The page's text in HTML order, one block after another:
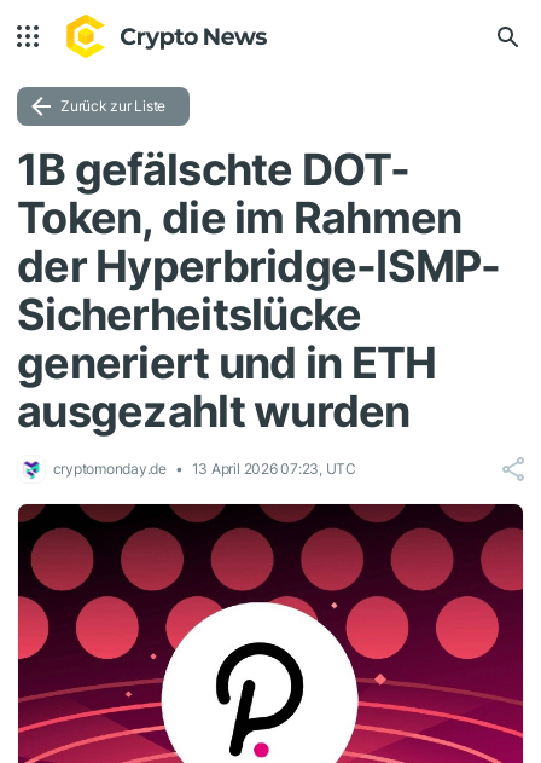
Zurück zur Liste
1B gefälschte DOT-
Token, die im Rahmen
der Hyperbridge-ISMP-
Sicherheitslücke
generiert und in ETH
ausgezahlt wurden
cryptomonday.de 13 April 2026 07:23, UTC